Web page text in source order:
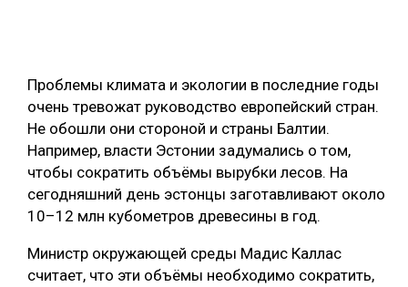
БИОЭНЕРГЕТИКА
ЛЕСОВОССТАНОВЛЕНИЕ И ЗАЩИТА
ЛОГИСТИКА
ПРОИЗВОДСТВО ДРЕВЕСНЫХ ПЛИТ
ЦБП
КОМПЛЕКСНАЯ ПЕРЕРАБОТКА
ТЕМАТИЧЕСКИЕ ПРОЕКТЫ
ПОДБОРКИ СТАТЕЙ
Проблемы климата и экологии в последние годы
очень тревожат руководство европейский стран.
Не обошли они стороной и страны Балтии.
Например, власти Эстонии задумались о том,
чтобы сократить объёмы вырубки лесов. На
сегодняшний день эстонцы заготавливают около
10–12 млн кубометров древесины в год.
Министр окружающей среды Мадис Каллас
считает, что эти объёмы необходимо сократить,